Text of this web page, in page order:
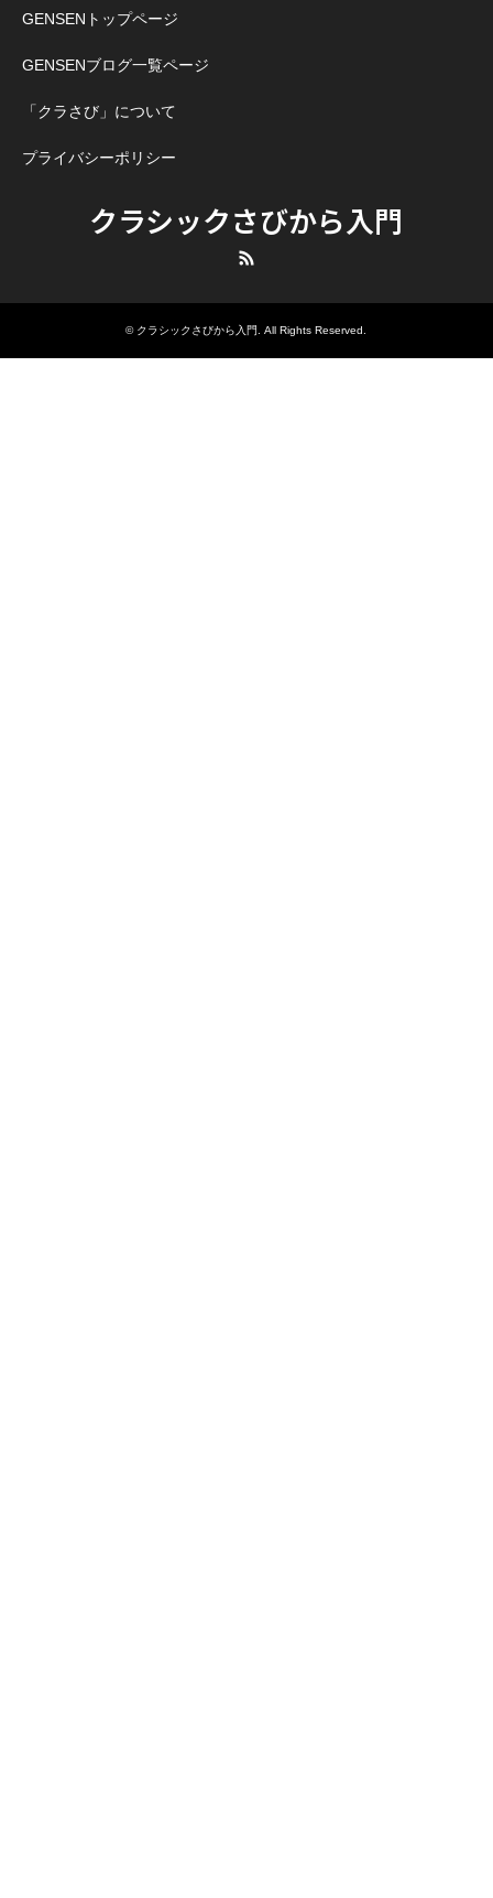
GENSENトップページ
GENSENブログ一覧ページ
「クラさび」について
プライバシーポリシー
クラシックさびから入門
© クラシックさびから入門 . All Rights Reserved.